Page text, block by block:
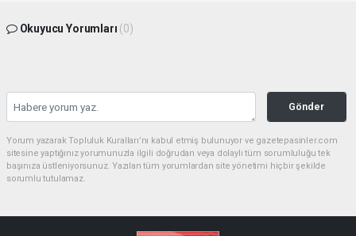
Okuyucu Yorumları (0)
Gönder
Yorum yazarak Topluluk Kuralları’nı kabul etmiş bulunuyor ve gazetepasinler.com
sitesine yaptığınız yorumunuzla ilgili doğrudan veya dolaylı tüm sorumluluğu tek
başınıza üstleniyorsunuz. Yazılan tüm yorumlardan site yönetimi hiçbir şekilde
sorumlu tutulamaz.